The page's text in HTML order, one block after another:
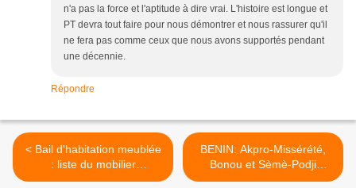
n'a pas la force et l'aptitude à dire vrai. L'histoire est longue et
PT devra tout faire pour nous démontrer et nous rassurer qu'il
ne fera pas comme ceux que nous avons supportés pendant
une décennie.
Répondre
< Bail d'habitation meublée
: liste du mobilier
indispensable
BENIN: Akpro-Missérété,
Bonou et Sèmè-Podji
préfèrent Patrice TALON >